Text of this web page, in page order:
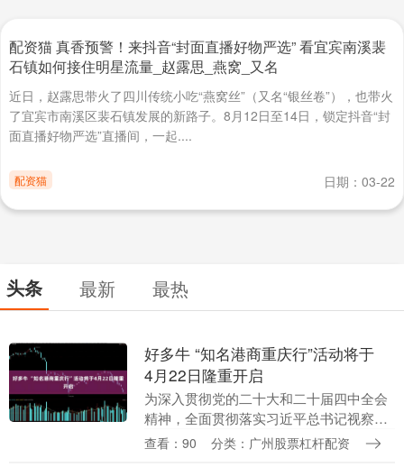
配资猫 真香预警！来抖音“封面直播好物严选” 看宜宾南溪裴
石镇如何接住明星流量_赵露思_燕窝_又名
近日，赵露思带火了四川传统小吃“燕窝丝”（又名“银丝卷”），也带火
了宜宾市南溪区裴石镇发展的新路子。8月12日至14日，锁定抖音“封
面直播好物严选”直播间，一起....
配资猫 日期：03-22
头条 最新 最热
好多牛 “知名港商重庆行”活动将于
4月22日隆重开启
为深入贯彻党的二十大和二十届四中全会
精神，全面贯彻落实习近平总书记视察重
庆重要讲话重要指示精神，进一步落实渝
查看：90 分类：广州股票杠杆配资